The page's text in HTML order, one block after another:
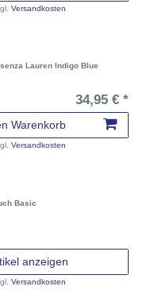
Versandkosten
Lauren Indigo Blue
34,95 € *
Warenkorb
Versandkosten
Basic
anzeigen
Versandkosten